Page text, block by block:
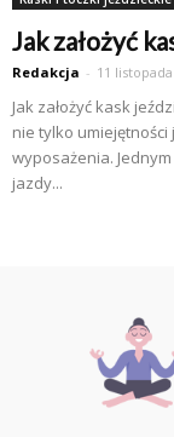
Jak założyć
Redakcja - 11 listopada
Jak założyć kask
nie tylko
wyposażenia.
jazdy...